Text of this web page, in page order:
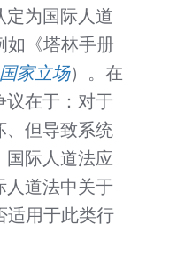
定为国际人道
如《塔林手册
家立场）。在
议在于：对于
、但导致系统
国际人道法应
人道法中关于
适用于此类行